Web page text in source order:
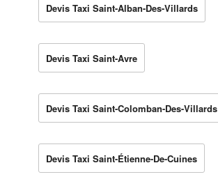
Devis Taxi Saint-Alban-Des-Villards
Devis Taxi Saint-Avre
Devis Taxi Saint-Colomban-Des-Villards
Devis Taxi Saint-Étienne-De-Cuines